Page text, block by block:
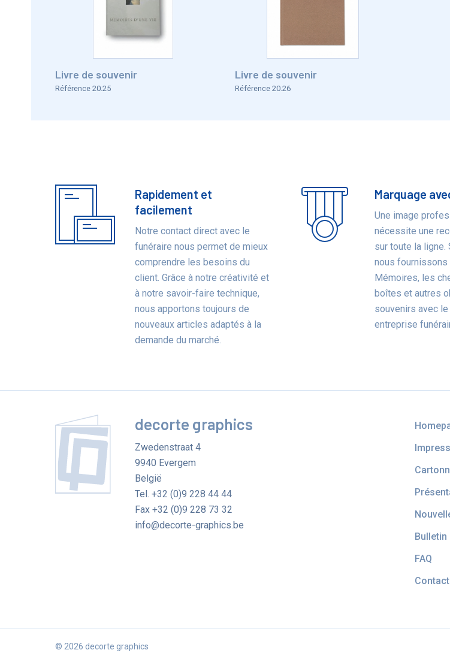
Livre de souvenir
Référence 20.25
Livre de souvenir
Référence 20.26
Bénéfices
Rapidement et
facilement
Notre contact direct avec le
funéraire nous permet de mieux
comprendre les besoins du
client. Grâce à notre créativité et
à notre savoir-faire technique,
nous apportons toujours de
nouveaux articles adaptés à la
demande du marché.
Marquage
Une image
nécessite une
sur toute la ligne.
nous
Mémoires, les
boîtes et autres
souvenirs avec
entreprise
decorte graphics
Zwedenstraat 4
9940 Evergem
België
Tel.+32 (0)9 228 44 44
Fax+32 (0)9 228 73 32
info@decorte-graphics.be
Bulletin
FAQ
© 2026 decorte graphics